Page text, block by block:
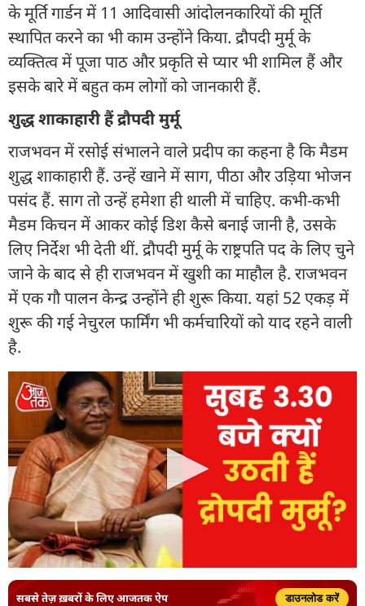
के मूर्ति गार्डन में 11 आदिवासी आंदोलनकारियों की मूर्ति
स्थापित करने का भी काम उन्होंने किया. द्रौपदी मुर्मू के
व्यक्तित्व में पूजा पाठ और प्रकृति से प्यार भी शामिल हैं और
इसके बारे में बहुत कम लोगों को जानकारी हैं.
शुद्ध शाकाहारी हैं द्रौपदी मुर्मू
राजभवन में रसोई संभालने वाले प्रदीप का कहना है कि मैडम
शुद्ध शाकाहारी हैं. उन्हें खाने में साग, पीठा और उड़िया भोजन
पसंद हैं. साग तो उन्हें हमेशा ही थाली में चाहिए. कभी-कभी
मैडम किचन में आकर कोई डिश कैसे बनाई जानी है, उसके
लिए निर्देश भी देती थीं. द्रौपदी मुर्मू के राष्ट्रपति पद के लिए चुने
जाने के बाद से ही राजभवन में खुशी का माहौल है. राजभवन
में एक गौ पालन केन्द्र उन्होंने ही शुरू किया. यहां 52 एकड़ में
शुरू की गई नेचुरल फार्मिंग भी कर्मचारियों को याद रहने वाली
है.
सबसे तेज़ ख़बरों के लिए आजतक ऐप डाउनलोड करें